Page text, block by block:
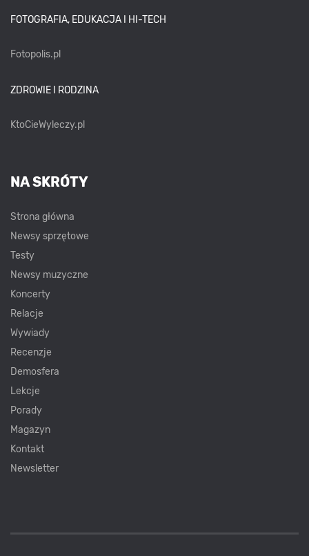
FOTOGRAFIA, EDUKACJA I HI-TECH
Fotopolis.pl
ZDROWIE I RODZINA
KtoCieWyleczy.pl
NA SKRÓTY
Strona główna
Newsy sprzętowe
Testy
Newsy muzyczne
Koncerty
Relacje
Wywiady
Recenzje
Demosfera
Lekcje
Porady
Magazyn
Kontakt
Newsletter